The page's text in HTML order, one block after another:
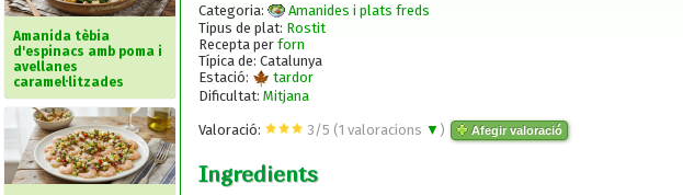
Amanida tèbia
d'espinacs amb poma i
avellanes
caramel·litzades
Categoria:
Amanides i plats freds
Tipus de plat: Rostit
Recepta per forn
Típica de: Catalunya
Estació:
tardor
Dificultat: Mitjana
Valoració: 3 /5 (1 valoracions ▼ ) Afegir valoració
Ingredients